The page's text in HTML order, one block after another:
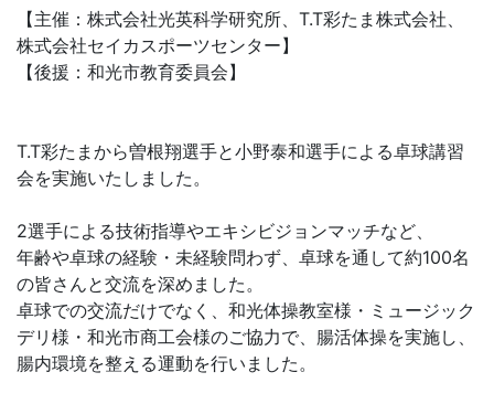
【主催：株式会社光英科学研究所、T.T彩たま株式会社、
株式会社セイカスポーツセンター】
【後援：和光市教育委員会】
T.T彩たまから曽根翔選手と小野泰和選手による卓球講習
会を実施いたしました。
2選手による技術指導やエキシビジョンマッチなど、
年齢や卓球の経験・未経験問わず、卓球を通して約100名
の皆さんと交流を深めました。
卓球での交流だけでなく、和光体操教室様・ミュージック
デリ様・和光市商工会様のご協力で、腸活体操を実施し、
腸内環境を整える運動を行いました。